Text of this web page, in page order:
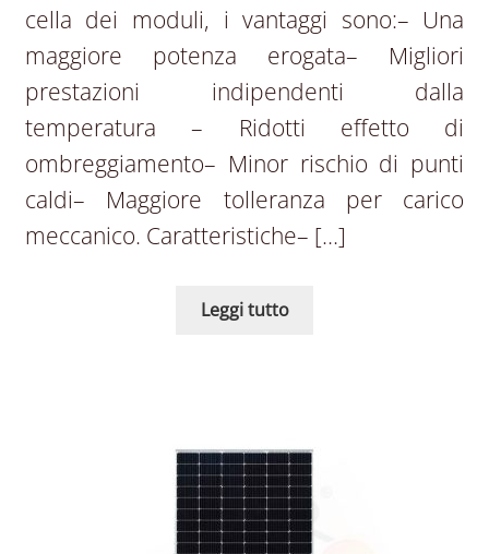
cella dei moduli, i vantaggi sono:– Una
maggiore potenza erogata– Migliori
prestazioni indipendenti dalla
temperatura – Ridotti effetto di
ombreggiamento– Minor rischio di punti
caldi– Maggiore tolleranza per carico
meccanico. Caratteristiche– […]
Leggi tutto